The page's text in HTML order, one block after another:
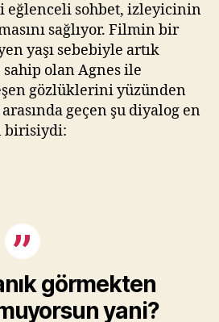
eğlenceli sohbet, izleyicinin
sağlıyor. Filmin bir
yaşı sebebiyle artık
olan Agnes ile
gözlüklerini yüzünden
geçen şu diyalog en
birisiydi:
görmekten
yani?